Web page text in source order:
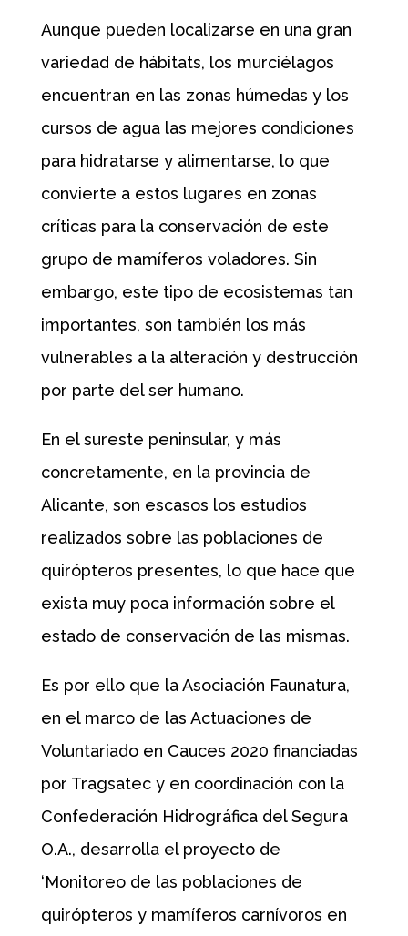
Aunque pueden localizarse en una gran
variedad de hábitats, los murciélagos
encuentran en las zonas húmedas y los
cursos de agua las mejores condiciones
para hidratarse y alimentarse, lo que
convierte a estos lugares en zonas
críticas para la conservación de este
grupo de mamíferos voladores. Sin
embargo, este tipo de ecosistemas tan
importantes, son también los más
vulnerables a la alteración y destrucción
por parte del ser humano.
En el sureste peninsular, y más
concretamente, en la provincia de
Alicante, son escasos los estudios
realizados sobre las poblaciones de
quirópteros presentes, lo que hace que
exista muy poca información sobre el
estado de conservación de las mismas.
Es por ello que la Asociación Faunatura,
en el marco de las Actuaciones de
Voluntariado en Cauces 2020 financiadas
por Tragsatec y en coordinación con la
Confederación Hidrográfica del Segura
O.A., desarrolla el proyecto de
‘Monitoreo de las poblaciones de
quirópteros y mamíferos carnívoros en